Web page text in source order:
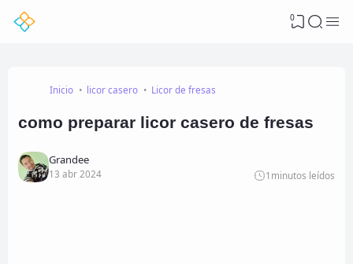
0
Inicio licor casero Licor de fresas
como preparar licor casero de fresas
Grandee
13 abr 2024 1 minutos leídos